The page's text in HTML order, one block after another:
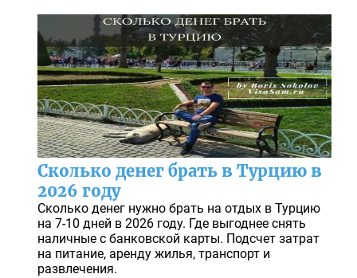
Сколько денег брать в Турцию в
2026 году
Сколько денег нужно брать на отдых в Турцию
на 7-10 дней в 2026 году. Где выгоднее снять
наличные с банковской карты. Подсчет затрат
на питание, аренду жилья, транспорт и
развлечения.